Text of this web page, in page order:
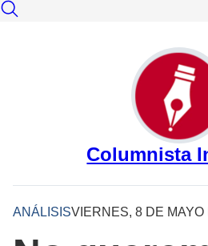
Columnista
ANÁLISISVIERNES, 8 DE MAYO